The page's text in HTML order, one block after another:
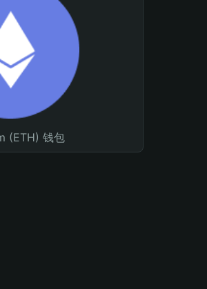
(ETH) 钱包